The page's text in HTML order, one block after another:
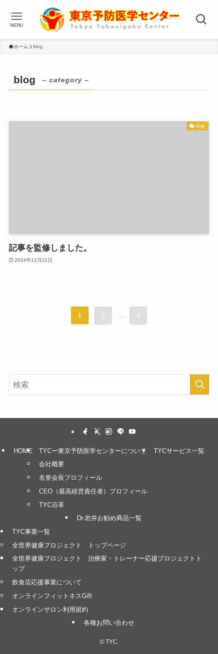
MENU
ホーム blog
blog – category –
blog
記事を監修しました。
2024年12月21日
1 2 ... 9
HOME
TYCー東京予防医学センターについて
会社概要
名誉会長プロフィール
CEO（最高経営責任者）プロフィール
TYC沿革
TYCサービス一覧
Dr.岩井お勧め商品一覧
TYC事業一覧
全世界健康プロジェクト トップページ
全世界健康プロジェクト 治療家・トレーナー応援プロジェクトト
ップ
飲食店応援事業について
オンラインフィットネスGift
オンラインサロン利用規約
各種お問い合わせ
©TYC.